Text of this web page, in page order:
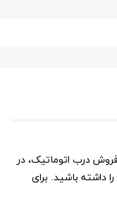
درب اتوماتیک، در
داشته باشید. برای